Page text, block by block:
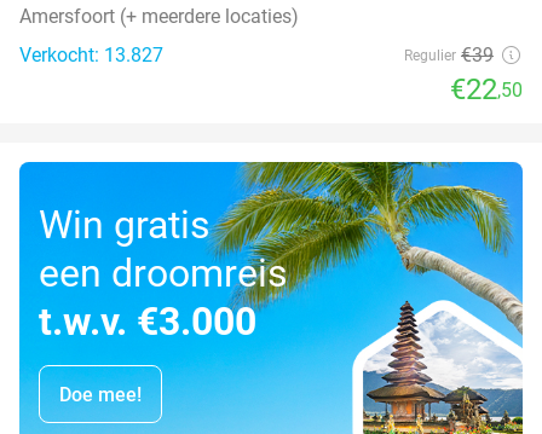
Amersfoort (+ meerdere locaties)
Verkocht: 13.827
Regulier €39
€22,50
Win gratis
een droomreis
t.w.v. €3.000
Doe mee!